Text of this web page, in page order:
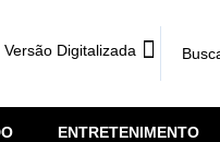
Versão Digitalizada
ENTRETENIMENTO